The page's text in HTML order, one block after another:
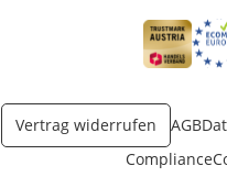
Öffnet in
Vertrag widerrufen AGB
Compliance